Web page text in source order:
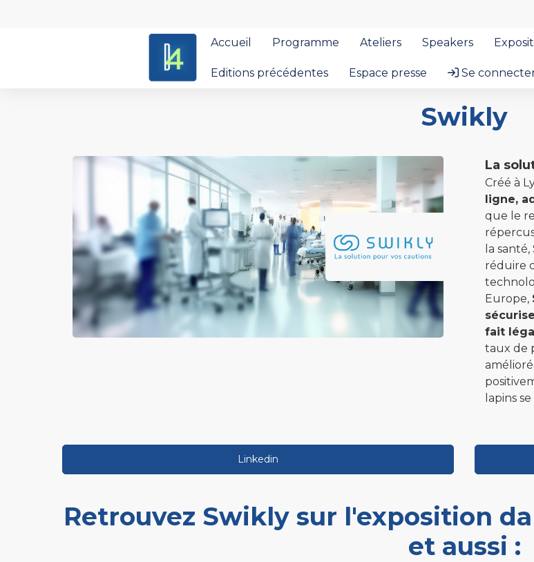
Accueil Programme Ateliers Speakers
Editions précédentes Espace presse Se
Swikly
La
Créé à
ligne,
que le
la
réduire
Europe,
fait
taux de
lapins
Linkedin
Retrouvez Swikly sur l'exposition
et aussi :